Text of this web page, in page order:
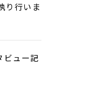
り行いま
ビュー記